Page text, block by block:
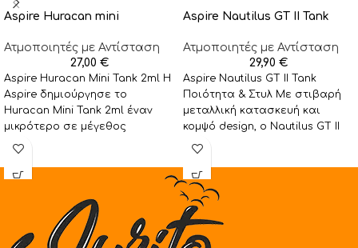
Aspire Huracan mini
Ατμοποιητές με Αντίσταση
27,00 €
Aspire Huracan Mini Tank 2ml Η
Aspire δημιούργησε το
Huracan Mini Tank 2ml έναν
μικρότερο σε μέγεθος
ατμοποιητή σε συγκρηση
Aspire Nautilus GT II Tank
Ατμοποιητές με Αντίσταση
29,90 €
Aspire Nautilus GT II Tank
Ποιότητα & Στυλ Με στιβαρή
μεταλλική κατασκευή και
κομψό design, ο Nautilus GT II
ξεχωρίζει